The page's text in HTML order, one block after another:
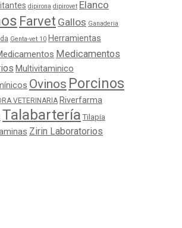
dipirona dipirovet Elanco
Farvet Gallos Ganaderia
Genta-vet 10 Herramientas
Medicamentos
Multivitaminico
Ovinos Porcinos
VETERINARIA Riverfarma
Talabartería Tilapia
Zirin Laboratorios